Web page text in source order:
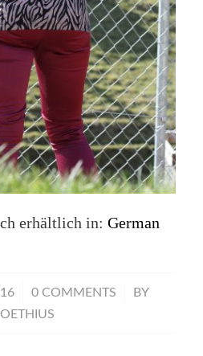
erhältlich in: German
0 COMMENTS
/
BY